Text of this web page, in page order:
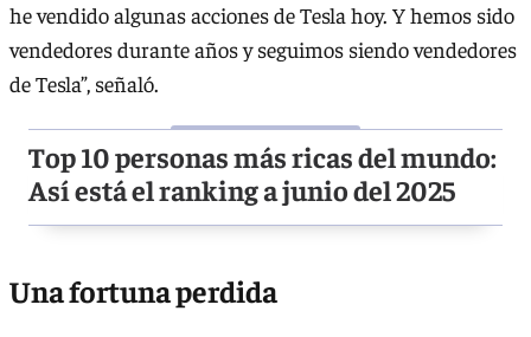
he vendido algunas acciones de Tesla hoy. Y hemos sido
vendedores durante años y seguimos siendo vendedores
de Tesla”, señaló.
Top 10 personas más ricas del mundo:
Así está el ranking a junio del 2025
Una fortuna perdida